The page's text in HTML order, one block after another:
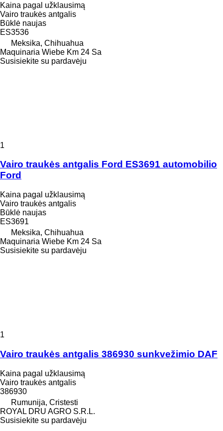
Kaina pagal užklausimą
Vairo traukės antgalis
Būklė naujas
ES3536
Meksika, Chihuahua
Maquinaria Wiebe Km 24 Sa
Susisiekite su pardavėju
1
Vairo traukės antgalis Ford ES3691 automobilio
Ford
Kaina pagal užklausimą
Vairo traukės antgalis
Būklė naujas
ES3691
Meksika, Chihuahua
Maquinaria Wiebe Km 24 Sa
Susisiekite su pardavėju
1
Vairo traukės antgalis 386930 sunkvežimio DAF
Kaina pagal užklausimą
Vairo traukės antgalis
386930
Rumunija, Cristesti
ROYAL DRU AGRO S.R.L.
Susisiekite su pardavėju